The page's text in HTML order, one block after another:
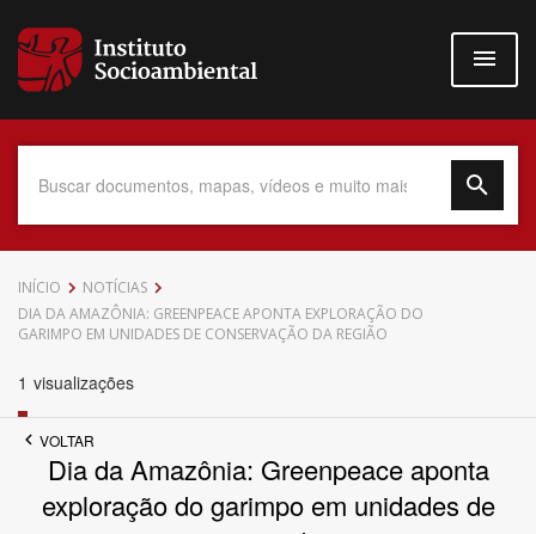
para
conteúdo
Data do Documento
Povo Indígena
INÍCIO
NOTÍCIAS
DIA DA AMAZÔNIA: GREENPEACE APONTA EXPLORAÇÃO DO
GARIMPO EM UNIDADES DE CONSERVAÇÃO DA REGIÃO
1 visualizações
VOLTAR
Dia da Amazônia: Greenpeace aponta
exploração do garimpo em unidades de